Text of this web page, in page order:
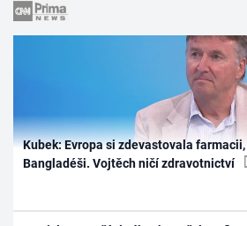
Kubek: Evropa si zdevastovala
Bangladéši. Vojtěch ničí zdravotnictví